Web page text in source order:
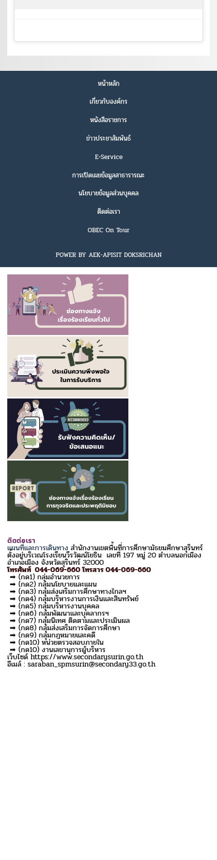
หน้าหลัก
เกี่ยวกับองค์กร
หนังสือราชการ
ข่าวประชาสัมพันธ์
E-Service
การเปิดเผยข้อมูลสาธารารณะ
นโยบายข้อมูลส่วนบุคคล
ติดต่อเรา
OBEC On Tour
POWER BY AEK-APISIT DOKSRICHAN
ติดต่อเรา
แผนที่และการเดินทาง สำนักงานเขตพื้นที่การศึกษามัธยมศึกษาสุรินทร์
ตั้งอยู่บริเวณโรงเรียนวีรวัฒน์โยธิน เลขที่ 197 หมู่ 20 ตำบลนอกเมือง
อำเภอเมือง จังหวัดสุรินทร์ 32000
โทรศัพท์ 044-069-660 โทรสาร 044-069-660
➡ (กด1) กลุ่มอำนวยการ
➡ (กด2) กลุ่มนโยบายและแผน
➡ (กด3) กลุ่มส่งเสริมการศึกษาทางไกลฯ
➡ (กด4) กลุ่มบริหารงานการเงินและสินทรัพย์
➡ (กด5) กลุ่มบริหารงานบุคคล
➡ (กด6) กลุ่มพัฒนาและบุคลากรฯ
➡ (กด7) กลุ่มนิเทศ ติดตามและประเมินผล
➡ (กด8) กลุ่มส่งเสริมการจัดการศึกษา
➡ (กด9) กลุ่มกฎหมายและคดี
➡ (กด10) หน่วยตรวจสอบภายใน
➡ (กด10) งานเลขานุการผู้บริหาร
เว็บไซด์ https://www.secondarysurin.go.th
อีเมล์ : saraban_spmsurin@secondary33.go.th